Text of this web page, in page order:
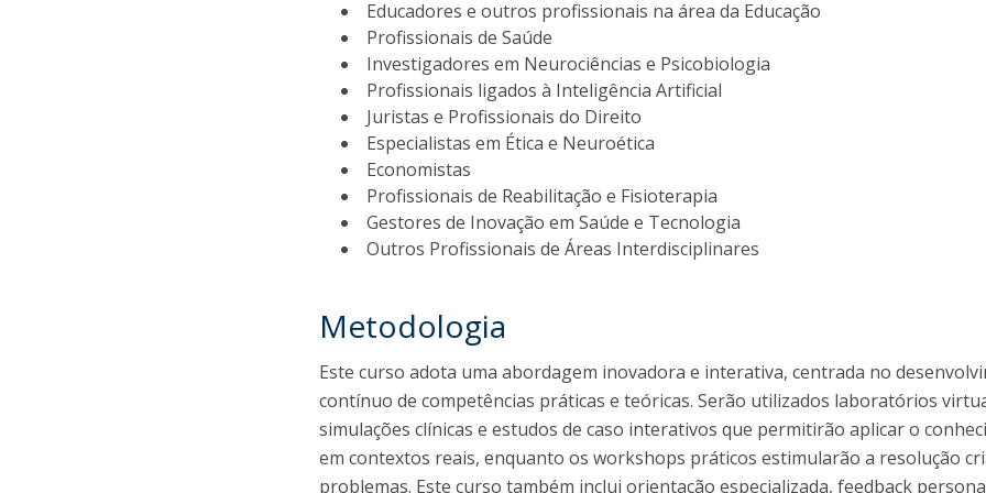
Educadores e outros profissionais na área da Educação
Profissionais de Saúde
Investigadores em Neurociências e Psicobiologia
Profissionais ligados à Inteligência Artificial
Juristas e Profissionais do Direito
Especialistas em Ética e Neuroética
Economistas
Profissionais de Reabilitação e Fisioterapia
Gestores de Inovação em Saúde e Tecnologia
Outros Profissionais de Áreas Interdisciplinares
Metodologia
Este curso adota uma abordagem inovadora e interativa, centrada no
contínuo de competências práticas e teóricas. Serão utilizados laboratórios
simulações clínicas e estudos de caso interativos que permitirão aplicar o
em contextos reais, enquanto os workshops práticos estimularão a resolução
problemas. Este curso também inclui orientação especializada, feedback